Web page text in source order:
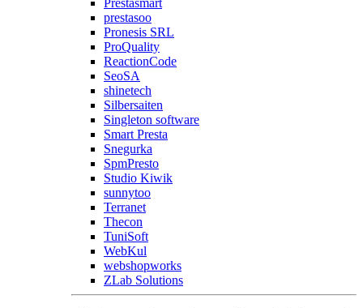
prestasoo
Pronesis SRL
ProQuality
ReactionCode
SeoSA
shinetech
Silbersaiten
Singleton software
Smart Presta
Snegurka
SpmPresto
Studio Kiwik
sunnytoo
Terranet
Thecon
TuniSoft
WebKul
webshopworks
ZLab Solutions